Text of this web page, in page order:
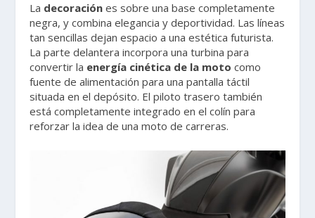
La decoración es sobre una base completamente
negra, y combina elegancia y deportividad. Las líneas
tan sencillas dejan espacio a una estética futurista.
La parte delantera incorpora una turbina para
convertir la energía cinética de la moto como
fuente de alimentación para una pantalla táctil
situada en el depósito. El piloto trasero también
está completamente integrado en el colín para
reforzar la idea de una moto de carreras.